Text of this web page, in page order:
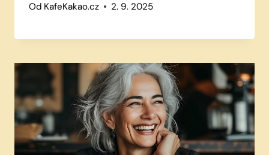
Od KafeKakao.cz 2. 9. 2025